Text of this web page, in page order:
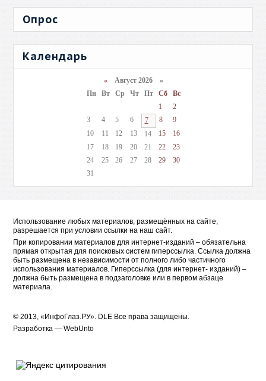
Опрос
Календарь
«Август 2026 »
Пн
Вт Ср Чт Пт Сб
Вс
1
2
3
4 5 6 7 8
9
10
11 12 13 14 15
16
17
18 19 20 21 22
23
24
25 26 27 28 29
30
31
Использование любых материалов, размещённых на сайте,
разрешается при условии ссылки на наш сайт.
При копировании материалов для интернет-изданий – обязательна
прямая открытая для поисковых систем гиперссылка. Ссылка должна
быть размещена в независимости от полного либо частичного
использования материалов. Гиперссылка (для интернет- изданий) –
должна быть размещена в подзаголовке или в первом абзаце
материала.
© 2013, «ИнфоГлаз.РУ». DLE Все права защищены.
Разработка —WebUnto